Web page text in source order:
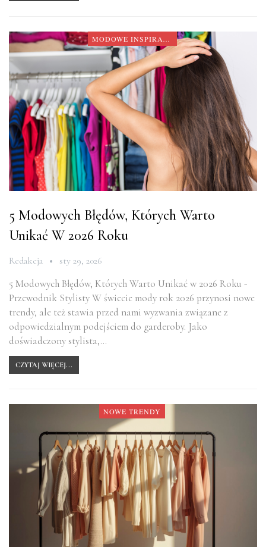
MODOWE INSPIRACJE
5 Modowych Błędów, Których Warto
Unikać W 2026 Roku
Redakcja sty 29, 2026
5 Modowych Błędów, Których Warto Unikać w 2026 Roku -
Przewodnik Stylisty W świecie mody rok 2026 przynosi nowe
trendy, ale też stawia przed nami wyzwania związane z
odpowiedzialnym podejściem do garderoby. Jako
doświadczony stylista,…
CZYTAJ WIĘCEJ...
NOWE TRENDY